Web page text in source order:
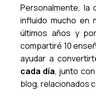
Personalmente, la
influido mucho en
últimos años y
compartiré 10
ayudar a
cada día, junto
blog, relacionados